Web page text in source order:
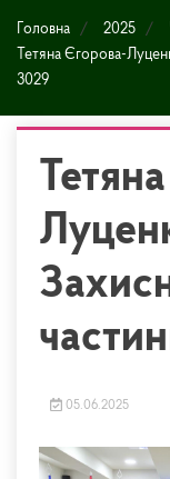
Головна 2025
Тетяна Єгорова-
3029
05.06.2025